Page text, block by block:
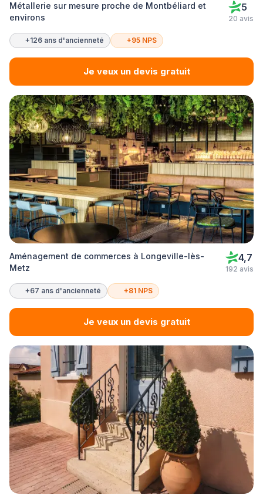
Métallerie sur mesure proche de Montbéliard et
environs
5
20 avis
+126 ans d'ancienneté +95 NPS
Je veux un devis gratuit
Aménagement de commerces à Longeville-lès-
Metz
4,7
192 avis
+67 ans d'ancienneté +81 NPS
Je veux un devis gratuit